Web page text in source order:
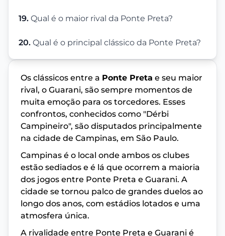
19. Qual é o maior rival da Ponte Preta?
20. Qual é o principal clássico da Ponte Preta?
Os clássicos entre a Ponte Preta e seu maior
rival, o Guarani, são sempre momentos de
muita emoção para os torcedores. Esses
confrontos, conhecidos como "Dérbi
Campineiro", são disputados principalmente
na cidade de Campinas, em São Paulo.
Campinas é o local onde ambos os clubes
estão sediados e é lá que ocorrem a maioria
dos jogos entre Ponte Preta e Guarani. A
cidade se tornou palco de grandes duelos ao
longo dos anos, com estádios lotados e uma
atmosfera única.
A rivalidade entre Ponte Preta e Guarani é